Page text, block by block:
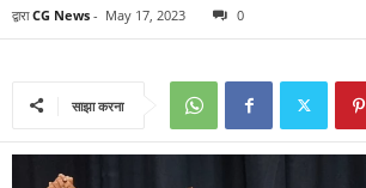
द्वारा CG News - May 17, 2023 0
साझा करना